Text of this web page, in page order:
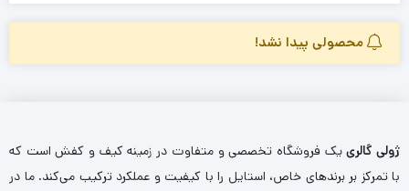
محصولی پیدا نشد!
ژولی گالرییک فروشگاه تخصصی و متفاوت در زمینه کیف و کفش است که
با تمرکز بر برندهای خاص، استایل را با کیفیت و عملکرد ترکیب می‌کند. ما در